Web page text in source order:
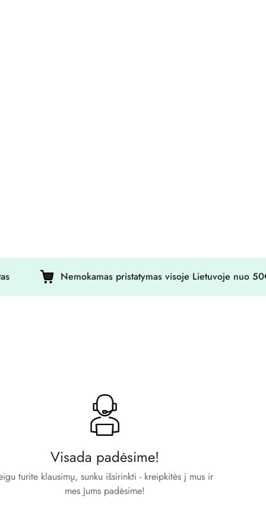
Nemokamas pristatymas visoje Lietuvoje nuo 50€ !
Visada padėsime!
turite klausimų, sunku išsirinkti - kreipkitės į mus ir
mes Jums padėsime!